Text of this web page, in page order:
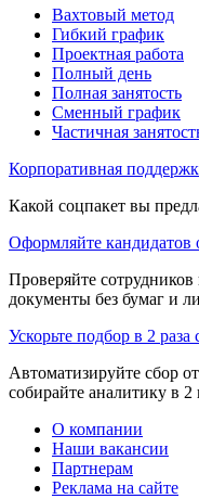
Вахтовый метод
Гибкий график
Проектная работа
Полный день
Полная занятость
Сменный график
Частичная
Корпоративная
Какой соцпакет вы
Оформляйте кандидатов
Проверяйте
документы без бумаг и
Ускорьте подбор в 2 раза
Автоматизируйте сбор
собирайте аналитику в 2
О компании
Наши вакансии
Партнерам
Реклама на сайте